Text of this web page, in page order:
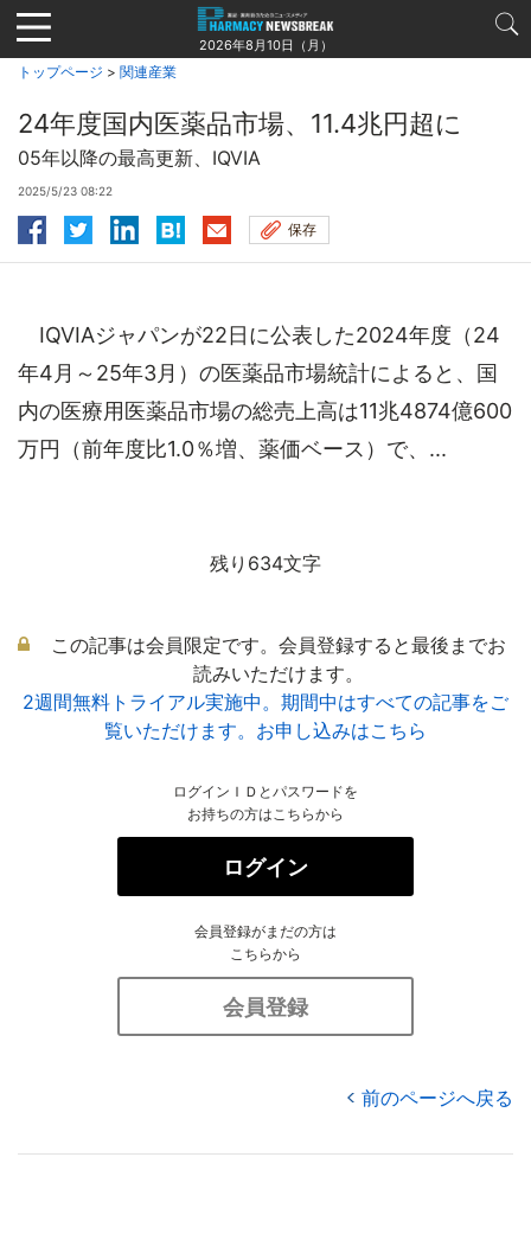
Jump
to
navigation
2026年8月10日（月）
トップページ > 関連産業
24年度国内医薬品市場、11.4兆円超に
05年以降の最高更新、IQVIA
2025/5/23 08:22
保存
IQVIAジャパンが22日に公表した2024年度（24
年4月～25年3月）の医薬品市場統計によると、国
内の医療用医薬品市場の総売上高は11兆4874億600
万円（前年度比1.0％増、薬価ベース）で、...
残り634文字
この記事は会員限定です。会員登録すると最後までお
読みいただけます。
2週間無料トライアル実施中。期間中はすべての記事をご
覧いただけます。お申し込みはこちら
ログインＩＤとパスワードを
お持ちの方はこちらから
ログイン
会員登録がまだの方は
こちらから
会員登録
前のページへ戻る